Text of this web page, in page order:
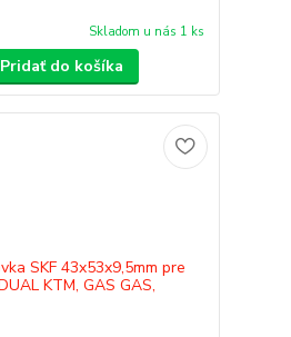
Skladom u nás 1 ks
Pridať do košíka